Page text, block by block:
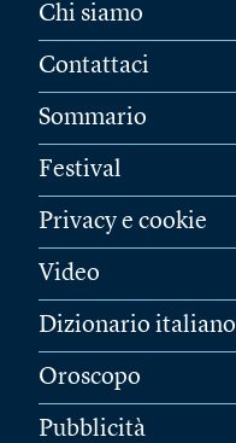
Chi siamo
Contattaci
Sommario
Festival
Privacy e cookie
Video
Dizionario italiano
Oroscopo
Pubblicità